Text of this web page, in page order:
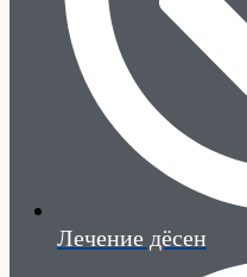
Лечение дёсен